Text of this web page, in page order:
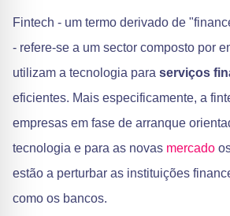
Fintech - um termo derivado de
- refere-se a um sector composto por
utilizam a tecnologia para serviços
eficientes. Mais especificamente, a
empresas em fase de arranque
tecnologia e para as novas mercado
estão a perturbar as instituições
como os bancos.